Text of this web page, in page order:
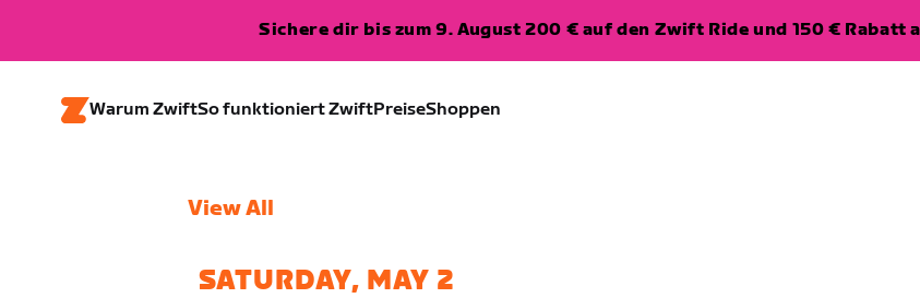
Sichere dir bis zum 9. August 200 € auf den Zwift Ride und 150 € Rabatt
Warum ZwiftSo funktioniert ZwiftPreiseShoppen
View All
SATURDAY, MAY 2